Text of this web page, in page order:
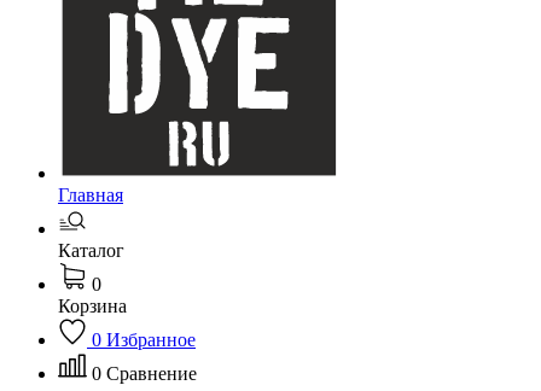
Главная
Каталог
0
Корзина
0 Избранное
0 Сравнение